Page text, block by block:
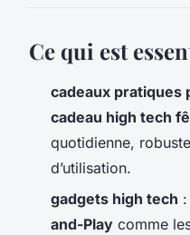
Ce qui est
cadeaux pratiques
cadeau high tech
quotidienne,
d’utilisation.
gadgets high tech
and-Play comme